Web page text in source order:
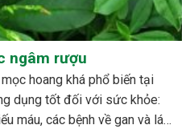
ngâm rượu
hoang khá phổ biến tại
dụng tốt đối với sức khỏe:
máu, các bệnh về gan và lá